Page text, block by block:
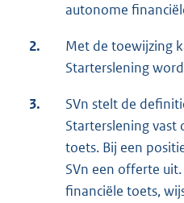
autonome
2.
Met de toewijzing
Starterslening
3.
SVn stelt de
Starterslening vast
toets. Bij een
SVn een offerte
financiële toets,